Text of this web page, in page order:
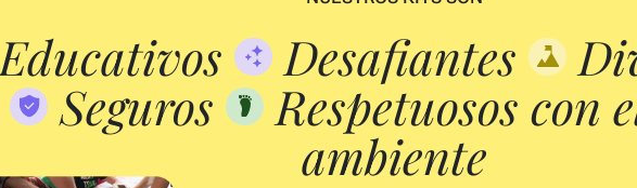
Educativos Desafiantes
Seguros Respetuosos con
ambiente